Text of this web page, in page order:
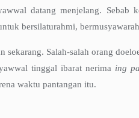
datang menjelang.
bersilaturahmi,
sekarang. Salah-salah orang
tinggal ibarat nerima ing
waktu pantangan itu.